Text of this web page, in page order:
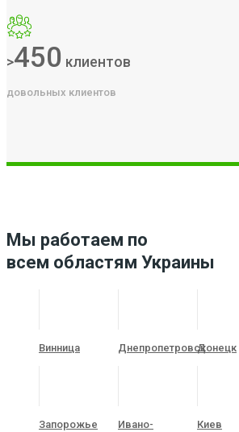
>450 клиентов
довольных клиентов
Мы работаем по
всем областям Украины
Винница ДнепропетровскДонецк
Запорожье
Ивано-
Киев